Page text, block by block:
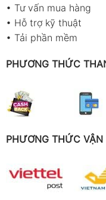
• Tư vấn mua hàng
• Hỗ trợ kỹ thuật
• Tải phần mềm
PHƯƠNG THỨC
PHƯƠNG THỨC VẬN